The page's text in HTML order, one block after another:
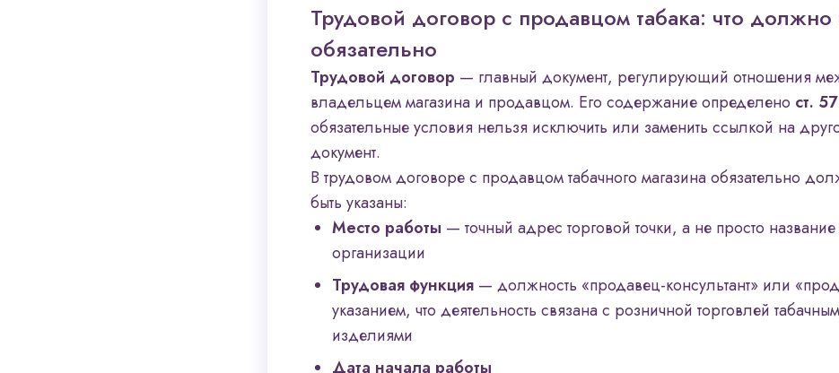
Трудовой договор с продавцом табака: что должно
обязательно
Трудовой договор — главный документ, регулирующий отношения
владельцем магазина и продавцом. Его содержание определено ст.
обязательные условия нельзя исключить или заменить ссылкой на
документ.
В трудовом договоре с продавцом табачного магазина обязательно
быть указаны:
Место работы — точный адрес торговой точки, а не просто название
организации
Трудовая функция — должность «продавец-консультант» или
указанием, что деятельность связана с розничной торговлей
изделиями
Дата начала работы